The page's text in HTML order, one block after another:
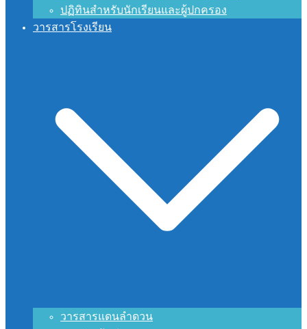
ปฏิทินสำหรับนักเรียนและผู้ปกครอง
วารสารโรงเรียน
วารสารแดนลำดวน